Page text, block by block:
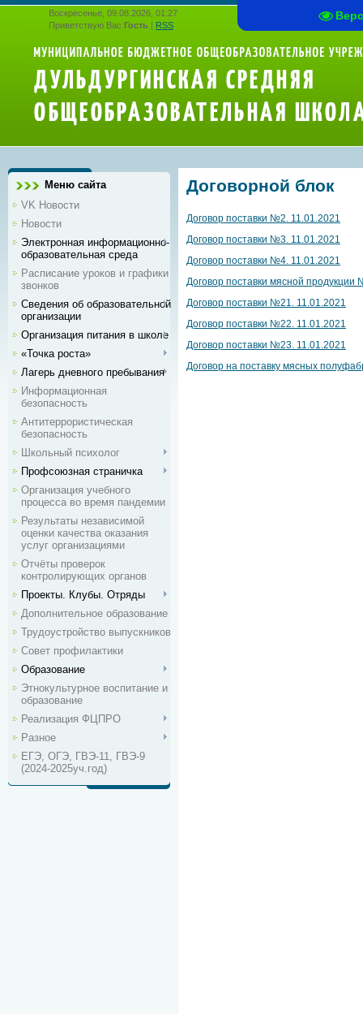
Воскресенье, 09.08.2026, 01:27
Приветствую Вас Гость | RSS
Меню сайта
VK Новости
Новости
Электронная информационно-
образовательная среда
Расписание уроков и графики
звонков
Сведения об образовательной
организации
Организация питания в школе
«Точка роста»
Лагерь дневного пребывания
Информационная
безопасность
Антитеррористическая
безопасность
Школьный психолог
Профсоюзная страничка
Организация учебного
процесса во время пандемии
Результаты независимой
оценки качества оказания
услуг организациями
Отчёты проверок
контролирующих органов
Проекты. Клубы. Отряды
Дополнительное образование
Трудоустройство выпускников
Совет профилактики
Образование
Этнокультурное воспитание и
образование
Реализация ФЦПРО
Разное
ЕГЭ, ОГЭ, ГВЭ-11, ГВЭ-9
(2024-2025уч.год)
Договорной блок
Договор поставки №2. 11.01.2021
Договор поставки №3. 11.01.2021
Договор поставки №4. 11.01.2021
Договор поставки мясной продукции
Договор поставки №21. 11.01.2021
Договор поставки №22. 11.01.2021
Договор поставки №23. 11.01.2021
Договор на поставку мясных